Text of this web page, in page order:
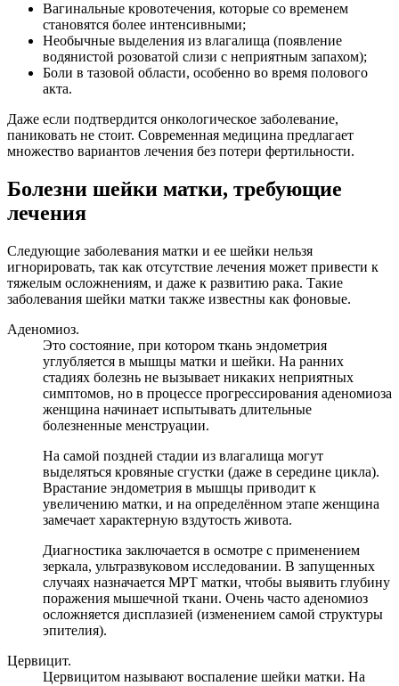
Вагинальные кровотечения, которые со временем
становятся более интенсивными;
Необычные выделения из влагалища (появление
водянистой розоватой слизи с неприятным запахом);
Боли в тазовой области, особенно во время полового
акта.
Даже если подтвердится онкологическое заболевание,
паниковать не стоит. Современная медицина предлагает
множество вариантов лечения без потери фертильности.
Болезни шейки матки, требующие
лечения
Следующие заболевания матки и ее шейки нельзя
игнорировать, так как отсутствие лечения может привести к
тяжелым осложнениям, и даже к развитию рака. Такие
заболевания шейки матки также известны как фоновые.
Аденомиоз.
Это состояние, при котором ткань эндометрия
углубляется в мышцы матки и шейки. На ранних
стадиях болезнь не вызывает никаких неприятных
симптомов, но в процессе прогрессирования аденомиоза
женщина начинает испытывать длительные
болезненные менструации.
На самой поздней стадии из влагалища могут
выделяться кровяные сгустки (даже в середине цикла).
Врастание эндометрия в мышцы приводит к
увеличению матки, и на определённом этапе женщина
замечает характерную вздутость живота.
Диагностика заключается в осмотре с применением
зеркала, ультразвуковом исследовании. В запущенных
случаях назначается МРТ матки, чтобы выявить глубину
поражения мышечной ткани. Очень часто аденомиоз
осложняется дисплазией (изменением самой структуры
эпителия).
Цервицит.
Цервицитом называют воспаление шейки матки. На